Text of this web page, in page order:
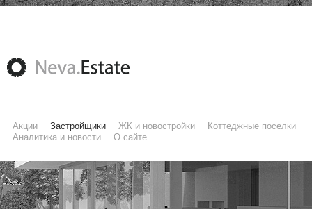
Акции Застройщики ЖК и новостройки
Коттеджные поселки
Аналитика и новости
О сайте